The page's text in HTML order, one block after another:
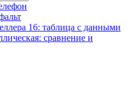
16: таблица с данными
сравнение и